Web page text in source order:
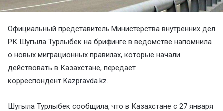
Официальный представитель Министерства внутренних дел
РК Шугыла Турлыбек на брифинге в ведомстве напомнила
о новых миграционных правилах, которые начали
действовать в Казахстане, передает
корреспондент Kazpravda.kz.
Шугыла Турлыбек сообщила, что в Казахстане с 27 января